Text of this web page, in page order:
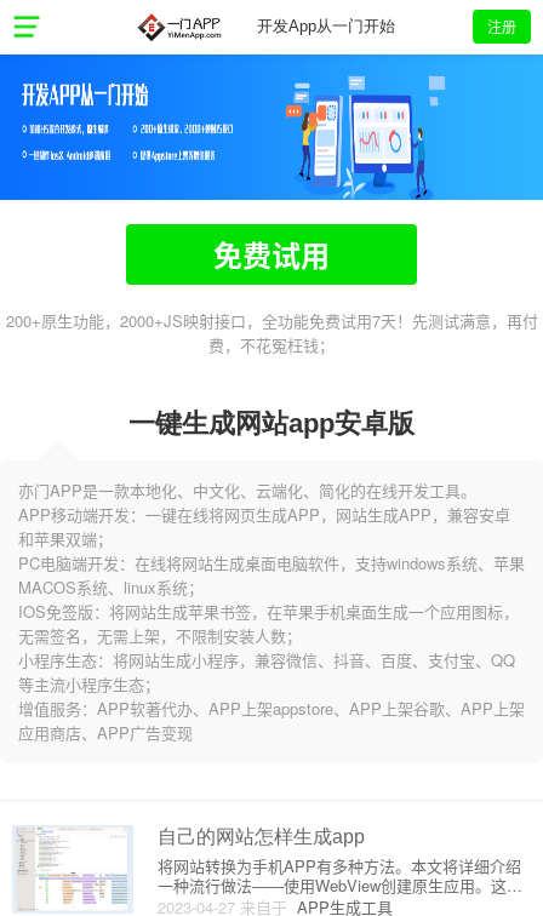
开发App从一门开始 注册
免费试用
200+原生功能，2000+JS映射接口，全功能免费试用7天！先测试满意，再付
费，不花冤枉钱；
一键生成网站app安卓版
亦门APP是一款本地化、中文化、云端化、简化的在线开发工具。
APP移动端开发：一键在线将网页生成APP，网站生成APP，兼容安卓
和苹果双端；
PC电脑端开发：在线将网站生成桌面电脑软件，支持windows系统、苹果
MACOS系统、linux系统；
IOS免签版：将网站生成苹果书签，在苹果手机桌面生成一个应用图标，
无需签名，无需上架，不限制安装人数；
小程序生态：将网站生成小程序，兼容微信、抖音、百度、支付宝、QQ
等主流小程序生态；
增值服务：APP软著代办、APP上架appstore、APP上架谷歌、APP上架
应用商店、APP广告变现
自己的网站怎样生成app
2023-04-27 来自于 APP生成工具
将网站转换为手机APP有多种方法。本文将详细介绍
一种流行做法——使用WebView创建原生应用。这种
方法适用于Android和iOS平台。我们会分别介绍基于